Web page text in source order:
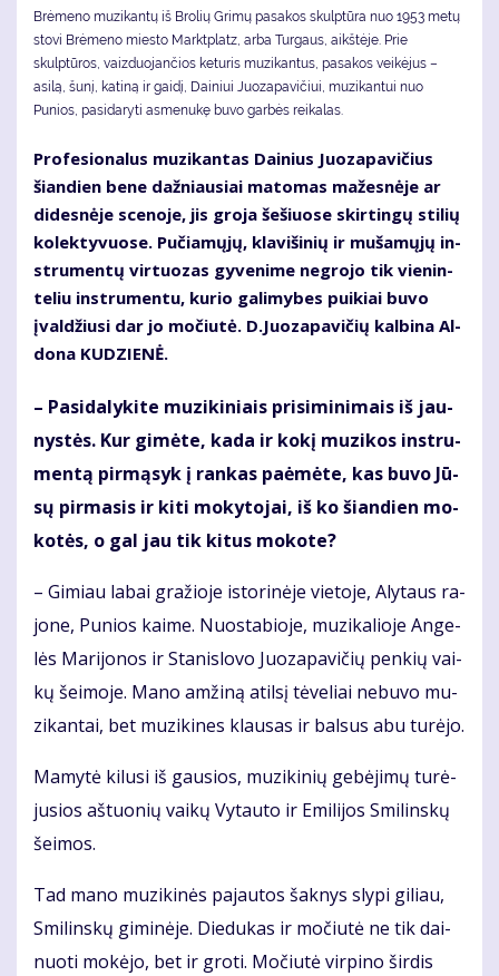
Brėmeno muzikantų iš Brolių Grimų pasakos skulptūra nuo 1953 metų
stovi Brėmeno miesto Marktplatz, arba Turgaus, aikštėje. Prie
skulptūros, vaizduojančios keturis muzikantus, pasakos veikėjus –
asilą, šunį, katiną ir gaidį, Dainiui Juozapavičiui, muzikantui nuo
Punios, pasidaryti asmenukę buvo garbės reikalas.
Pro­fe­sio­na­lus mu­zi­kan­tas Dai­nius Juo­za­pa­vi­čius
šian­dien be­ne daž­niau­siai ma­to­mas ma­žes­nė­je ar
di­des­nė­je sce­no­je, jis gro­ja še­šiuo­se skir­tin­gų sti­lių
ko­lek­ty­vuo­se. Pu­čia­mų­jų, kla­vi­ši­nių ir mu­ša­mų­jų in­
stru­men­tų vir­tuo­zas gy­ve­ni­me ne­gro­jo tik vie­nin­
te­liu in­stru­men­tu, ku­rio ga­li­my­bes pui­kiai bu­vo
įval­džiu­si dar jo mo­čiu­tė. D.Juo­za­pa­vi­čių kal­bi­na Al­
do­na KU­DZIE­NĖ.
– Pa­si­da­ly­ki­te mu­zi­ki­niais pri­si­mi­ni­mais iš jau­
nys­tės. Kur gi­mė­te, ka­da ir ko­kį mu­zi­kos in­stru­
men­tą pir­mą­syk į ran­kas pa­ė­mė­te, kas bu­vo Jū­
sų pir­ma­sis ir ki­ti mo­ky­to­jai, iš ko šian­dien mo­
ko­tės, o gal jau tik ki­tus mo­ko­te?
– Gi­miau la­bai gra­žio­je is­to­ri­nė­je vie­to­je, Aly­taus ra­
jo­ne, Pu­nios kai­me. Nuo­sta­bio­je, mu­zi­ka­lio­je An­ge­
lės Ma­ri­jo­nos ir Sta­nis­lo­vo Juo­za­pa­vi­čių pen­kių vai­
kų šei­mo­je. Ma­no am­ži­ną atil­sį tė­ve­liai ne­bu­vo mu­
zi­kan­tai, bet mu­zi­ki­nes klau­sas ir bal­sus abu tu­rė­jo.
Ma­my­tė ki­lu­si iš gau­sios, mu­zi­ki­nių ge­bė­ji­mų tu­rė­
ju­sios aš­tuo­nių vai­kų Vy­tau­to ir Emi­li­jos Smi­lins­kų
šei­mos.
Tad ma­no mu­zi­ki­nės pa­jau­tos šak­nys sly­pi gi­liau,
Smi­lins­kų gi­mi­nė­je. Die­du­kas ir mo­čiu­tė ne tik dai­
nuo­ti mo­kė­jo, bet ir gro­ti. Mo­čiu­tė vir­pi­no šir­dis